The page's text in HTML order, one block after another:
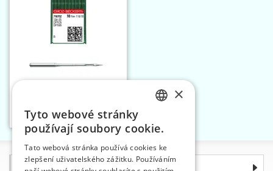
Vložit do košíku
Informace
ENGLISH
×
Tyto webové stránky
používají soubory cookie.
Tato webová stránka používá cookies ke
zlepšení uživatelského zážitku. Používáním